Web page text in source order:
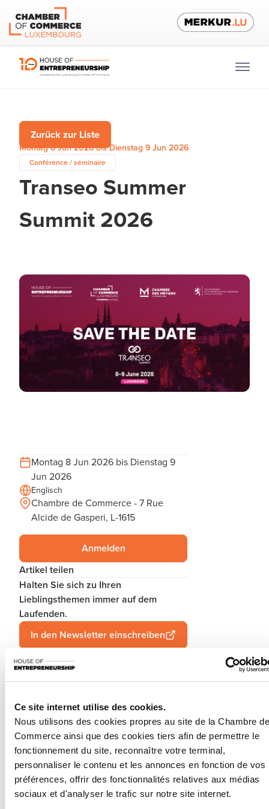
Ce site internet utilise des cookies.
Nous utilisons des cookies propres au site de la Chambre de
Commerce ainsi que des cookies tiers afin de permettre le
fonctionnement du site, reconnaître votre terminal,
personnaliser le contenu et les annonces en fonction de vos
préférences, offrir des fonctionnalités relatives aux médias
sociaux et d'analyser le trafic sur notre site internet.
Zurück zur Liste
Montag 8 Jun 2026 bis Dienstag 9 Jun 2026
Conférence / séminaire
Transeo Summer
Summit 2026
Montag 8 Jun 2026 bis Dienstag 9
Jun 2026
Englisch
Chambre de Commerce - 7 Rue
Alcide de Gasperi, L-1615
Anmelden
Artikel teilen
Halten Sie sich zu Ihren
Lieblingsthemen immer auf dem
Laufenden.
In den Newsletter einschreiben
2026, a key European event dedicated to business transfer
and the entrepreneurial ecosystem.
This edition will bring together experts, advisors and key
market players to exchange best practices, explore current
trends, and discuss opportunities related to business transfer
and company growth across Europe.
The programme includes: